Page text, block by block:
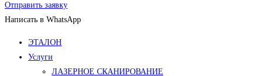
Отправить заявку
Написать в WhatsApp
Меню
ЭТАЛОН
Услуги
ЛАЗЕРНОЕ СКАНИРОВАНИЕ